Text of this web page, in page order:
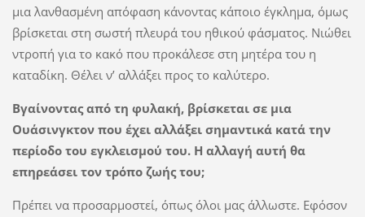
μια λανθασμένη απόφαση κάνοντας κάποιο έγκλημα, όμως
βρίσκεται στη σωστή πλευρά του ηθικού φάσματος. Νιώθει
ντροπή για το κακό που προκάλεσε στη μητέρα του η
καταδίκη. Θέλει ν’ αλλάξει προς το καλύτερο.
Βγαίνοντας από τη φυλακή, βρίσκεται σε μια
Ουάσινγκτον που έχει αλλάξει σημαντικά κατά την
περίοδο του εγκλεισμού του. Η αλλαγή αυτή θα
επηρεάσει τον τρόπο ζωής του;
Πρέπει να προσαρμοστεί, όπως όλοι μας άλλωστε. Εφόσον